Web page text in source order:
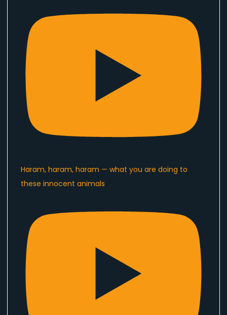
Haram, haram, haram — what you are doing to
these innocent animals